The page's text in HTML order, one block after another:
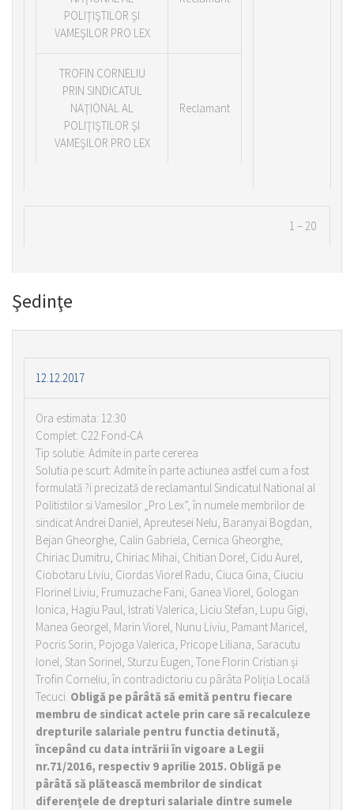
POLIŢIŞTILOR ŞI
VAMEŞILOR PRO LEX
TROFIN CORNELIU
PRIN SINDICATUL
NAŢIONAL AL
POLIŢIŞTILOR ŞI
VAMEŞILOR PRO LEX
Reclamant
1 – 20
Şedinţe
12.12.2017
Ora estimata: 12:30
Complet: C22 Fond-CA
Tip solutie: Admite in parte cererea
Solutia pe scurt: Admite în parte actiunea astfel cum a fost
formulată ?i precizată de reclamantul Sindicatul National al
Politistilor si Vamesilor „Pro Lex”, în numele membrilor de
sindicat Andrei Daniel, Apreutesei Nelu, Baranyai Bogdan,
Bejan Gheorghe, Calin Gabriela, Cernica Gheorghe,
Chiriac Dumitru, Chiriac Mihai, Chitian Dorel, Cidu Aurel,
Ciobotaru Liviu, Ciordas Viorel Radu, Ciuca Gina, Ciuciu
Florinel Liviu, Frumuzache Fani, Ganea Viorel, Gologan
Ionica, Hagiu Paul, Istrati Valerica, Liciu Stefan, Lupu Gigi,
Manea Georgel, Marin Viorel, Nunu Liviu, Pamant Maricel,
Pocris Sorin, Pojoga Valerica, Pricope Liliana, Saracutu
Ionel, Stan Sorinel, Sturzu Eugen, Tone Florin Cristian şi
Trofin Corneliu, în contradictoriu cu pârâta Poliţia Locală
Tecuci. Obligă pe pârâtă să emită pentru fiecare
membru de sindicat actele prin care să recalculeze
drepturile salariale pentru functia detinută,
începând cu data intrării în vigoare a Legii
nr.71/2016, respectiv 9 aprilie 2015. Obligă pe
pârâtă să plătească membrilor de sindicat
diferenţele de drepturi salariale dintre sumele